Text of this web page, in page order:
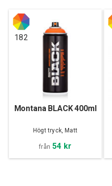
182
Montana BLACK 400ml
Högt tryck, Matt
från 54 kr